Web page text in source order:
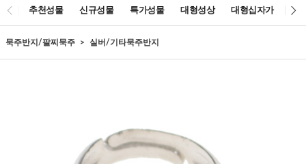
추천성물 신규성물 특가성물 대형성상 대형십자가 레
묵주반지/팔찌묵주 실버/기타묵주반지